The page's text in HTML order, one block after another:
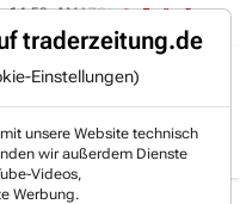
Trading-Room
(i) hat zwei Tage
traderzeitung.de
Einstellungen)
unsere Website technisch
wir außerdem Dienste
Videos,
Werbung.